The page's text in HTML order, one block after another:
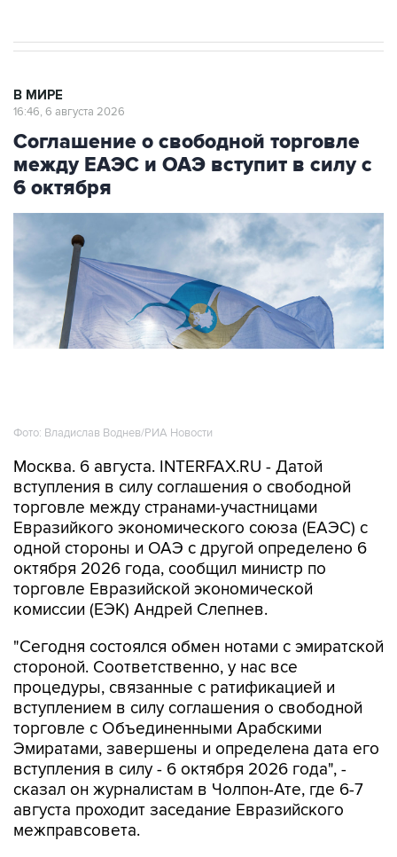
В МИРЕ
16:46, 6 августа 2026
Соглашение о свободной торговле
между ЕАЭС и ОАЭ вступит в силу с
6 октября
Фото: Владислав Воднев/РИА Новости
Москва. 6 августа. INTERFAX.RU - Датой
вступления в силу соглашения о свободной
торговле между странами-участницами
Евразийкого экономического союза (ЕАЭС) с
одной стороны и ОАЭ с другой определено 6
октября 2026 года, сообщил министр по
торговле Евразийской экономической
комиссии (ЕЭК) Андрей Слепнев.
"Сегодня состоялся обмен нотами с эмиратской
стороной. Соответственно, у нас все
процедуры, связанные с ратификацией и
вступлением в силу соглашения о свободной
торговле с Объединенными Арабскими
Эмиратами, завершены и определена дата его
вступления в силу - 6 октября 2026 года", -
сказал он журналистам в Чолпон-Ате, где 6-7
августа проходит заседание Евразийского
межправсовета.